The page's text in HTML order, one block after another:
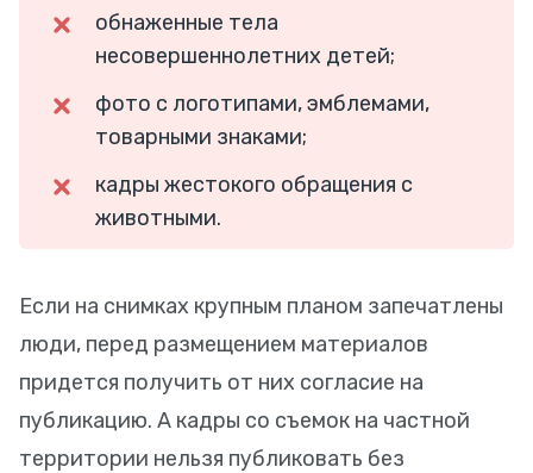
обнаженные тела
несовершеннолетних детей;
фото с логотипами, эмблемами,
товарными знаками;
кадры жестокого обращения с
животными.
Если на снимках крупным планом запечатлены
люди, перед размещением материалов
придется получить от них согласие на
публикацию. А кадры со съемок на частной
территории нельзя публиковать без